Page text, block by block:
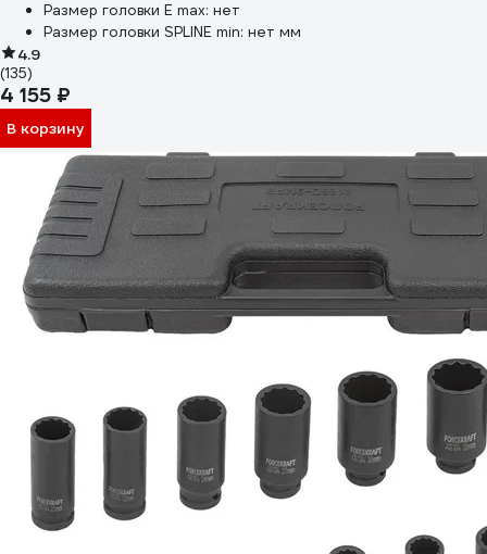
Размер головки E max: нет
Размер головки SPLINE min: нет мм
4.9
(135)
4 155 ₽
В корзину